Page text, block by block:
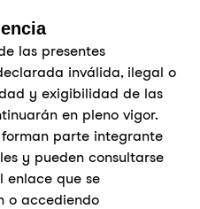
las presentes
inválida, ilegal o
y exigibilidad de las
en pleno vigor.
forman parte integrante
y pueden consultarse
enlace que se
o accediendo